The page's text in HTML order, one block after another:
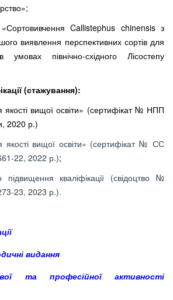
Callistephus chinensis з
виявлення перспективних сортів для
північно-східного Лісостепу
(стажування):
якості вищої освіти» (сертифікат № НПП
2020 р.)
якості вищої освіти» (сертифікат № СС
22, 2022 р.);
підвищення кваліфікації (свідоцтво №
23, 2023 р.).
видання
та професійної активності